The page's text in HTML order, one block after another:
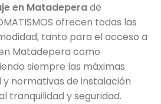
en Matadeperade
ofrecen todas las
tanto para el acceso a
Matadepera como
siempre las máximas
normativas de instalación
tranquilidad y seguridad.